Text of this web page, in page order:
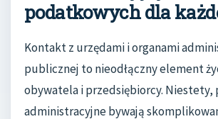
podatkowych dla
Kontakt z urzędami i organami
publicznej to nieodłączny element
obywatela i przedsiębiorcy. Niestety,
administracyjne bywają